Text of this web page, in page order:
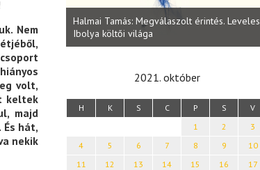
Nem
volt,
keltek
majd
hát,
nekik
Halmai Tamás: Megválaszolt érintés. Leveles
Ibolya költői világa
2021. október
H K S C P S V
1 2
3
4
5 6 7 8 9
10
11
12 13 14 15 16
17